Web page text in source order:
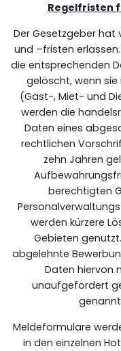
Regelfristen
Der Gesetzgeber
und –fristen
die entsprechenden
gelöscht, wenn
(Gast-, Miet- und
werden die
Daten eines
rechtlichen
zehn Jahren
berechtigten
werden kürzere
Gebieten
abgelehnte
Daten hiervon
unaufgefordert
Meldeformulare
in den einzelnen